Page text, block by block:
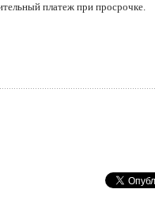
платеж при просрочке.